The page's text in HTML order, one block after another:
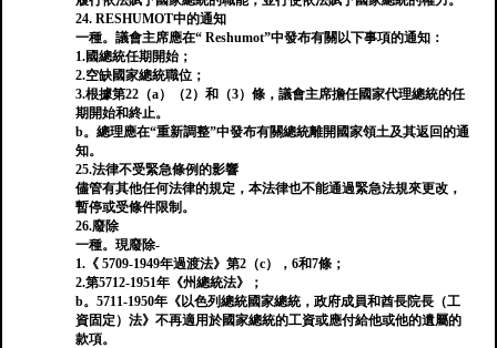
24. RESHUMOT中的通知
一種。議會主席應在“ Reshumot”中發布有關以下事項的通知：
1.國總統任期開始；
2.空缺國家總統職位；
3.根據第22（a）（2）和（3）條，議會主席擔任國家代理總統的任
期開始和終止。
b。總理應在“重新調整”中發布有關總統離開國家領土及其返回的通
知。
25.法律不受緊急條例的影響
儘管有其他任何法律的規定，本法律也不能通過緊急法規來更改，
暫停或受條件限制。
26.廢除
一種。現廢除-
1.《 5709-1949年過渡法》第2（c），6和7條；
2.第5712-1951年《州總統法》；
b。5711-1950年《以色列總統國家總統，政府成員和酋長院長（工
資固定）法》不再適用於國家總統的工資或應付給他或他的遺屬的
款項。